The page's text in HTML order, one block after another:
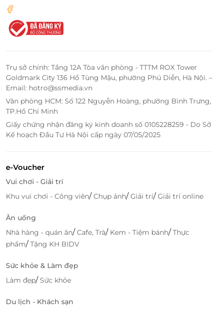
Trụ sở chính: Tầng 12A Tòa văn phòng - TTTM ROX Tower
Goldmark City 136 Hồ Tùng Mậu, phường Phú Diễn, Hà Nội. –
Email: hotro@ssmedia.vn
Văn phòng HCM: Số 122 Nguyễn Hoàng, phường Bình Trưng,
TP.Hồ Chí Minh
Giấy chứng nhận đăng ký kinh doanh số 0105228259 - Do Sở
Kế hoạch Đầu Tư Hà Nội cấp ngày 07/05/2025
e-Voucher
Vui chơi - Giải trí
Khu vui chơi - Công viên/Chụp ảnh/Giải trí/Giải trí online
Ăn uống
Nhà hàng - quán ăn/Cafe, Trà/ Kem - Tiệm bánh/Thực
phẩm/Tặng KH BIDV
Sức khỏe & Làm đẹp
Làm đẹp/Sức khỏe
Du lịch - Khách sạn